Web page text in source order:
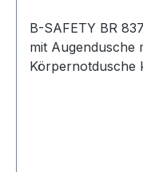
B-SAFETY BR
mit Augendusche
Körpernotdusche